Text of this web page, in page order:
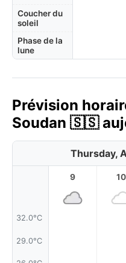
Coucher du
soleil
Phase de la
lune
Prévision
Soudan 🇸🇸
Thursday,
32.0°C
29.0°C
9 10